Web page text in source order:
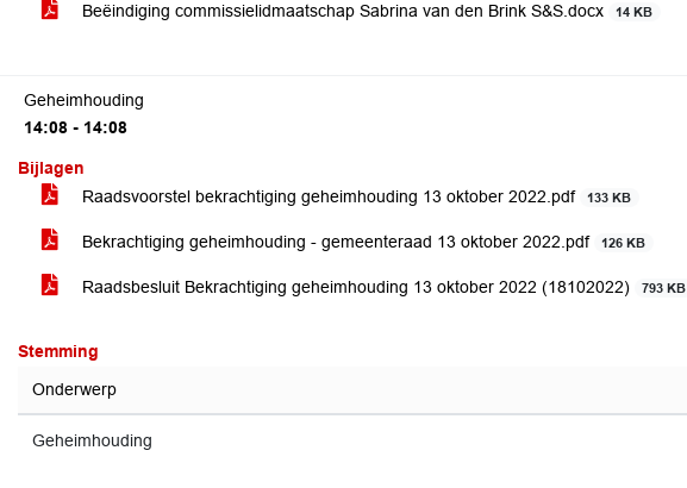
Beëindiging commissielidmaatschap Sabrina van den Brink S&S.docx
14 KB
Geheimhouding
14:08 - 14:08
Bijlagen
Raadsvoorstel bekrachtiging geheimhouding 13 oktober 2022.pdf
133 KB
Bekrachtiging geheimhouding - gemeenteraad 13 oktober 2022.pdf 126 KB
Raadsbesluit Bekrachtiging geheimhouding 13 oktober 2022 (18102022) 793 KB
Stemming
Onderwerp
Geheimhouding